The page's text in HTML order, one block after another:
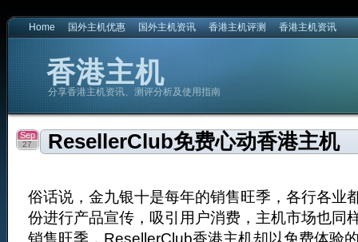
Home 国外主机优惠 国外主机资讯 香港主机评测 香港主机资讯
香港主机
分享香港主机资讯、测评分析及使用指南
ResellerClub免费心动香港主机
Sep
27
俗话说，金九银十是每年的销售旺季，各行各业
份进行产品宣传，吸引用户消费，主机市场也同
销售旺季，ResellerClub香港主机却以免费体验